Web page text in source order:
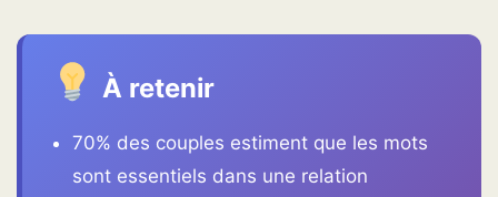
À retenir
70% des couples estiment que les mots
sont essentiels dans une relation